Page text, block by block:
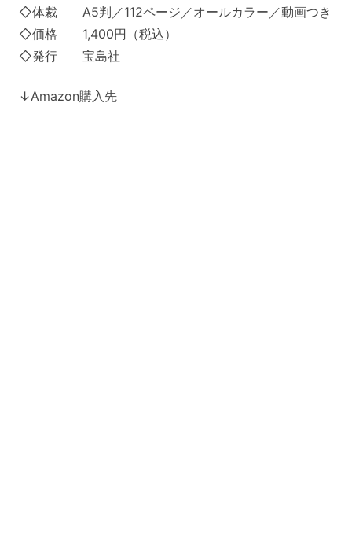
◇体裁 A5判／112ページ／オールカラー／動画つき
◇価格 1,400円（税込）
◇発行 宝島社
↓Amazon購入先